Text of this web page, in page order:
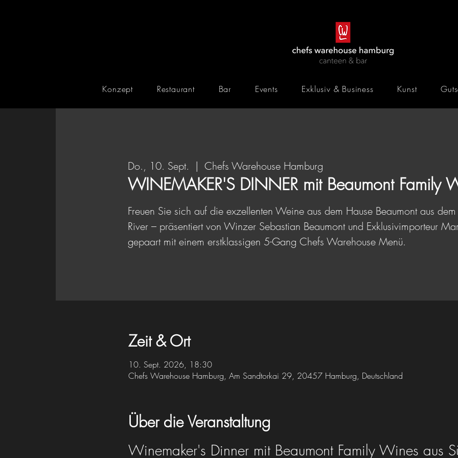
Konzept Restaurant Bar Events Exklusiv & Business Kunst
Do., 10. Sept.
  |
Chefs Warehouse Hamburg
WINEMAKER'S DINNER mit Beaumont Family
Freuen Sie sich auf die exzellenten Weine aus dem Hause Beaumont aus
River – präsentiert von Winzer Sebastian Beaumont und Exklusivimporteur
gepaart mit einem erstklassigen 5-Gang Chefs Warehouse Menü.
Zeit & Ort
10. Sept. 2026, 18:30
Chefs Warehouse Hamburg, Am Sandtorkai 29, 20457 Hamburg, Deutschland
Über die Veranstaltung
Winemaker's Dinner mit Beaumont Family Wines aus